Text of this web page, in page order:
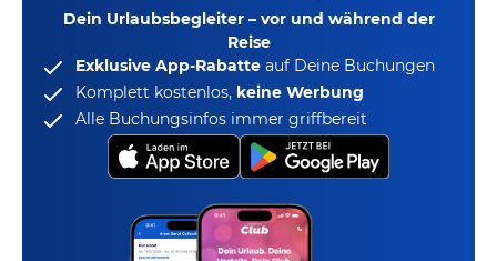
Dein Urlaubsbegleiter – vor und während der
Reise
Exklusive App-Rabatte auf Deine Buchungen
Komplett kostenlos, keine Werbung
Alle Buchungsinfos immer griffbereit